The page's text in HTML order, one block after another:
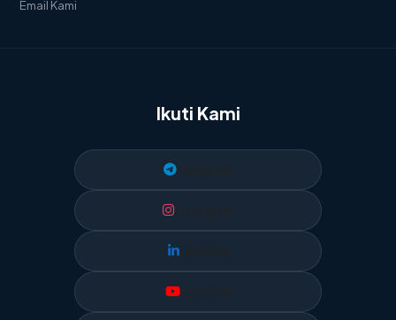
Email Kami
Ikuti Kami
LinkedIn
YouTube